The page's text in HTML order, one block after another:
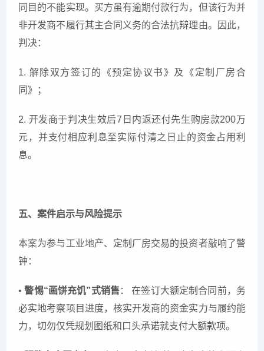
同目的不能实现。买方虽有逾期付款行为，但该行为并
非开发商不履行其主合同义务的合法抗辩理由。因此，
判决：
1. 解除双方签订的《预定协议书》及《定制厂房合
同》；
2. 开发商于判决生效后7日内返还付先生购房款200万
元，并支付相应利息至实际付清之日止的资金占用利
息。
五、案件启示与风险提示
本案为参与工业地产、定制厂房交易的投资者敲响了警
钟：
•警惕“画饼充饥”式销售 ： 在签订大额定制合同前，务
必实地考察项目进度，核实开发商的资金实力与履约能
力，切勿仅凭规划图纸和口头承诺就支付大额款项。